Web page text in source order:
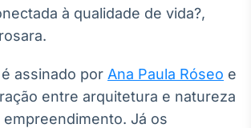
no Brasil
à qualidade de vida?,
assinado por Ana Paula Róseo e
entre arquitetura e natureza
Já os